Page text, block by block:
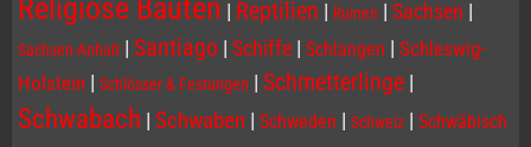
Religiöse Bauten | Reptilien | Ruinen | Sachsen |
Sachsen-Anhalt | Santiago | Schiffe | Schlangen | Schleswig-
Holstein | Schlösser & Festungen | Schmetterlinge |
Schwabach | Schwaben | Schweden | Schweiz | Schwäbisch